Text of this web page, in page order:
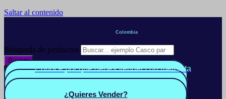
Saltar al contenido
Colombia
Búsqueda de productos
Buscar
Conoce por qué debes vender con mercleta
Quiero Vender
¿Quieres Vender?